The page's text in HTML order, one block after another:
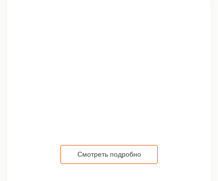
Смотреть подробно